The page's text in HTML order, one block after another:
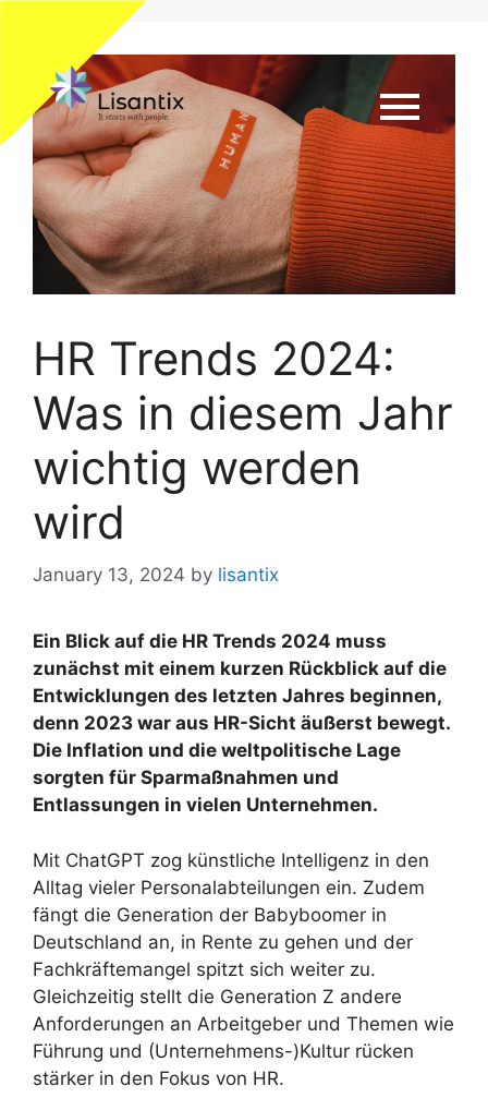
HR Trends 2024:
Was in diesem Jahr
wichtig werden
wird
January 13, 2024 by lisantix
Ein Blick auf die HR Trends 2024 muss
zunächst mit einem kurzen Rückblick auf die
Entwicklungen des letzten Jahres beginnen,
denn 2023 war aus HR-Sicht äußerst bewegt.
Die Inflation und die weltpolitische Lage
sorgten für Sparmaßnahmen und
Entlassungen in vielen Unternehmen.
Mit ChatGPT zog künstliche Intelligenz in den
Alltag vieler Personalabteilungen ein. Zudem
fängt die Generation der Babyboomer in
Deutschland an, in Rente zu gehen und der
Fachkräftemangel spitzt sich weiter zu.
Gleichzeitig stellt die Generation Z andere
Anforderungen an Arbeitgeber und Themen wie
Führung und (Unternehmens-)Kultur rücken
stärker in den Fokus von HR.